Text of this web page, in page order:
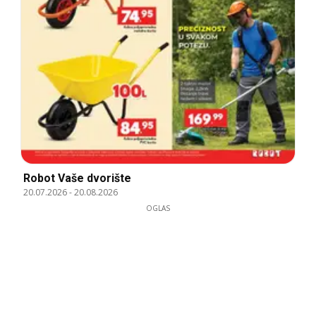
Robot Vaše dvorište
20.07.2026-20.08.2026
OGLAS